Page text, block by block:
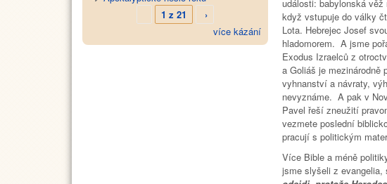
události: babylonská
když vstupuje do války
Lota. Hebrejec Josef
hladomorem. A jsme
Exodus Izraelců z
a Goliáš je
vyhnanství a návraty,
nevyznáme. A pak v
Pavel řeší zneužití
vezmete poslední
pracují s politickým
Více Bible a méně
jsme slyšeli z
1 z 21
›
více kázání